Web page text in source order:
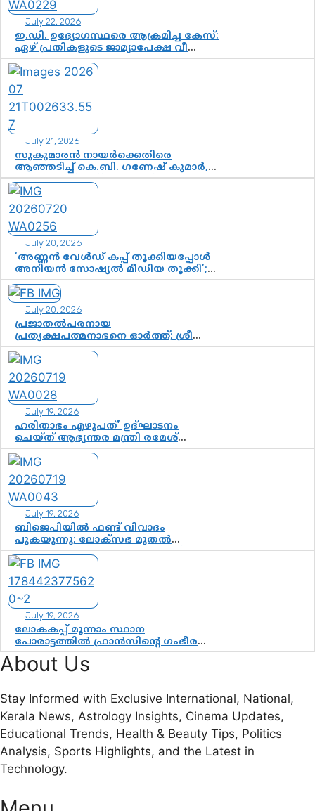
July 22, 2026
ഇ.ഡി. ഉദ്യോഗസ്ഥരെ ആക്രമിച്ച കേസ്:
ഏഴ് പ്രതികളുടെ ജാമ്യാപേക്ഷ വീണ്ടും
തള്ളി; അന്വേഷണം തുടരാൻ കോടതി
അനുമതി
July 21, 2026
സുകുമാരൻ നായർക്കെതിരെ
ആഞ്ഞടിച്ച് കെ.ബി. ഗണേഷ് കുമാർ,
വി.ഡി. സതീശന് പൂർണ പിന്തുണ
July 20, 2026
‘അണ്ണൻ വേൾഡ് കപ്പ് തൂക്കിയപ്പോൾ
അനിയൻ സോഷ്യൽ മീഡിയ തൂക്കി’;
ലാമിൻ യമാലിന്റെ
കിരീടധാരണത്തിനിടെ
ശ്രദ്ധാകേന്ദ്രമായി മൂന്ന് വയസ്സുകാരൻ
ചുണക്കുട്ടൻ
July 20, 2026
പ്രജാതൽപരനായ
പ്രത്യക്ഷപത്മനാഭനെ ഓർത്ത്; ശ്രീ
ചിത്തിര തിരുനാൾ മഹാരാജാവിന്റെ
35-ാം നാടുനീങ്ങൽ ദിനം ഇന്ന്
July 19, 2026
ഹരിതാഭം എഴുപത്’ ഉദ്ഘാടനം
ചെയ്ത് ആഭ്യന്തര മന്ത്രി രമേശ്
ചെന്നിത്തല; ആർ. ഹരികുമാറിന്റെ
സപ്തതി ആഘോഷങ്ങൾക്ക്
പ്രൗഢമായ തുടക്കം
July 19, 2026
ബിജെപിയിൽ ഫണ്ട് വിവാദം
പുകയുന്നു; ലോക്സഭ മുതൽ
നിയമസഭ വരെ 140 മണ്ഡലങ്ങളിലെ
ഫണ്ട് വിനിയോഗം പരിശോധിക്കുമോ?
കേന്ദ്രത്തിനും ആർഎസ്എസിനും
കേരള ഘടകത്തോട് അതൃപ്തി
July 19, 2026
ലോകകപ്പ് മൂന്നാം സ്ഥാന
പോരാട്ടത്തിൽ ഫ്രാൻസിന്റെ ഗംഭീര
തിരിച്ചുവരവ്; ഗോൾവേട്ടയിൽ
മെസ്സിയെ മറികടന്ന് എംബാപ്പെ
About Us
Stay Informed with Exclusive International, National,
Kerala News, Astrology Insights, Cinema Updates,
Educational Trends, Health & Beauty Tips, Politics
Analysis, Sports Highlights, and the Latest in
Technology.